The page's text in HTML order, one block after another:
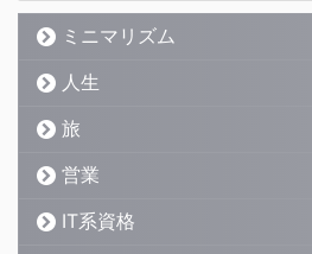
ミニマリズム
人生
旅
営業
IT系資格